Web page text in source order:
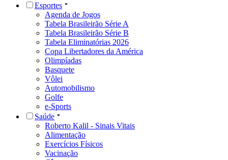
Esportes
Agenda de Jogos
Tabela Brasileirão Série A
Tabela Brasileirão Série B
Tabela Eliminatórias 2026
Copa Libertadores da América
Olimpíadas
Basquete
Vôlei
Automobilismo
Golfe
e-Sports
Saúde
Roberto Kalil - Sinais Vitais
Alimentação
Exercícios Físicos
Vacinação